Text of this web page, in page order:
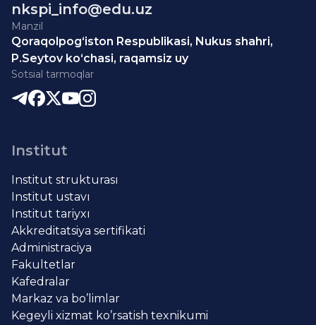
nkspi_info@edu.uz
Manzil
Qoraqolpog‘iston Respublikasi, Nukus shahri,
P.Seytov ko‘chasi, raqamsiz uy
Sotsial tarmoqlar
Institut
Institut strukturası
Institut ustavı
Institut tariyxı
Akkreditatsiya sertifikati
Administraciya
Fakultetlar
Kafedralar
Markaz va bo’limlar
Kegeyli xizmat ko’rsatish texnikumi